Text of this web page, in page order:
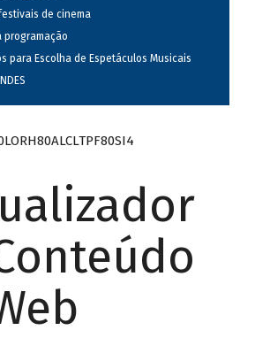
de cinema
programação
para Escolha de Espetáculos Musicais